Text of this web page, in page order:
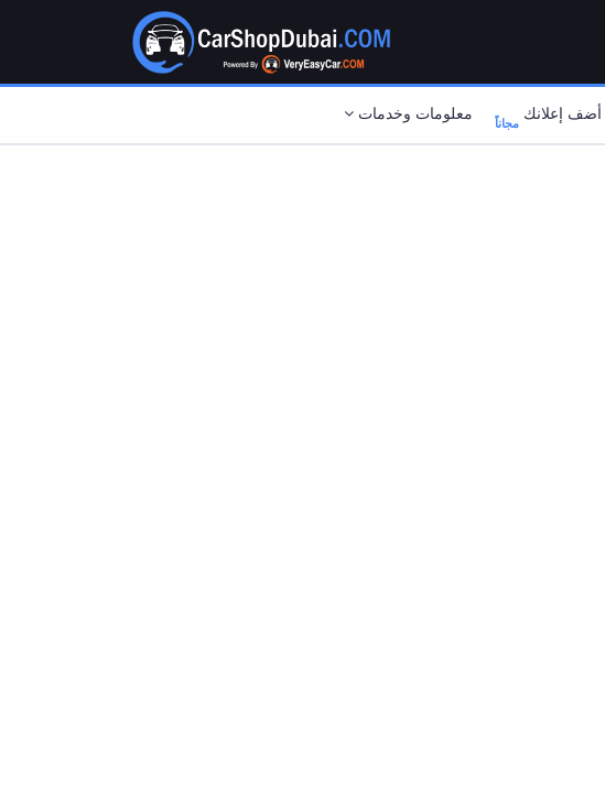
أضف إعلانك مجاناً معلومات وخدمات